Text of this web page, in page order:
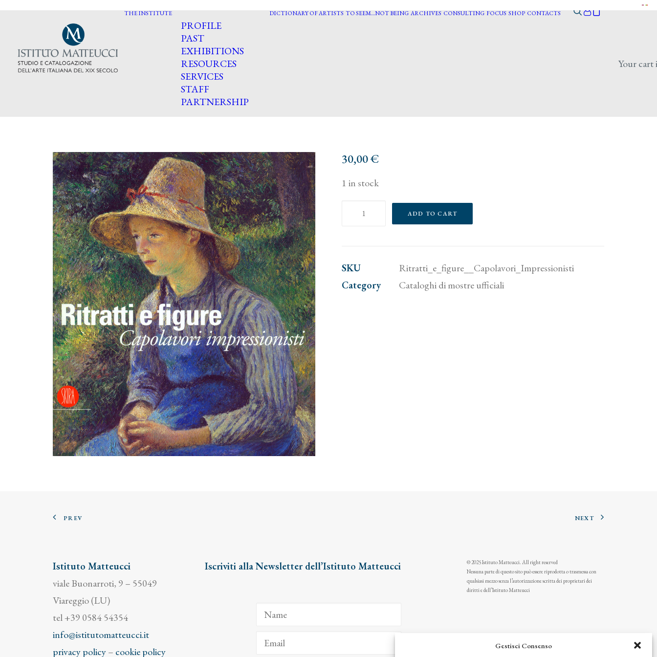
Gestisci Consenso
THE INSTITUTE
PROFILE
PAST
EXHIBITIONS
RESOURCES
SERVICES
STAFF
PARTNERSHIP
DICTIONARY OF ARTISTS TO SEEM…NOT BEING ARCHIVES CONSULTING FOCUS SHOP CONTACTS
Your cart
30,00€
1 in stock
Ritratti
quantity
ADD TO CART
SKU
Ritratti_e_figure__Capolavori_Impressionisti
Category
Cataloghi di mostre ufficiali
PREV NEXT
Istituto Matteucci
viale Buonarroti, 9 – 55049
Viareggio (LU)
tel +39 0584 54354
info@istitutomatteucci.it
privacy policy– cookie policy
Iscriviti alla Newsletter dell’Istituto Matteucci
© 2025 Istituto Matteucci. All right reserved
Nessuna parte di questo sito può essere riprodotta o trasmessa con
qualsiasi mezzo senza l’autorizzazione scritta dei proprietari dei
diritti e dell’Istituto Matteucci